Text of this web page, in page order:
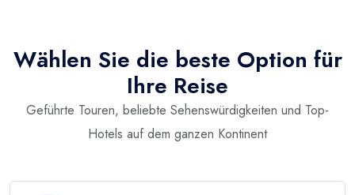
Wählen Sie die beste Option für
Ihre Reise
Geführte Touren, beliebte Sehenswürdigkeiten und Top-
Hotels auf dem ganzen Kontinent